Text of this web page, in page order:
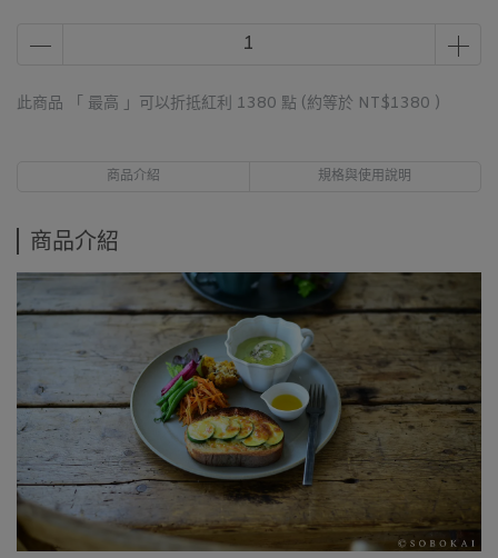
此商品 「 最高 」可以折抵紅利 1380 點 (約等於 NT$1380 )
商品介紹 規格與使用說明
商品介紹